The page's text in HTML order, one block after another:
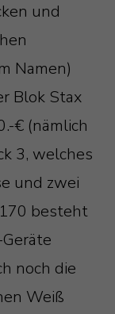
und
Namen)
Blok Stax
€ (nämlich
3, welches
und zwei
besteht
noch die
Weiß